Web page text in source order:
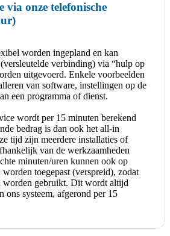
via onze telefonische
worden ingepland en kan
verbinding) via “hulp op
uitgevoerd. Enkele voorbeelden
van software, instellingen op de
een programma of dienst.
wordt per 15 minuten berekend
bedrag is dan ook het all-in
tijd zijn meerdere installaties of
van de werkzaamheden
minuten/uren kunnen ook op
worden toegepast (verspreid), zodat
worden gebruikt. Dit wordt altijd
ons systeem, afgerond per 15